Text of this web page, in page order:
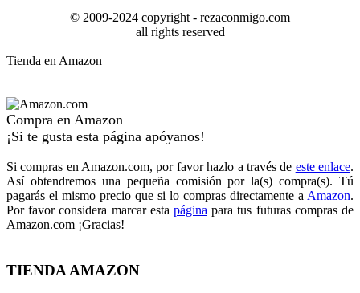
© 2009-2024 copyright - rezaconmigo.com
all rights reserved
Tienda en Amazon
Compra en Amazon
¡Si te gusta esta página apóyanos!
Si compras en Amazon.com, por favor hazlo a través de este enlace.
Así obtendremos una pequeña comisión por la(s) compra(s). Tú
pagarás el mismo precio que si lo compras directamente a Amazon.
Por favor considera marcar esta página para tus futuras compras de
Amazon.com ¡Gracias!
TIENDA AMAZON